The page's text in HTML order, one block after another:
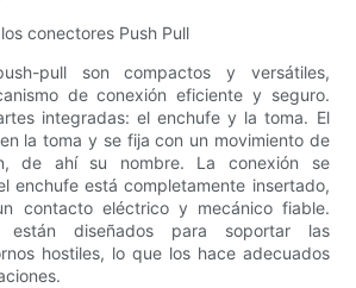
conectores Push Pull
pull son compactos y versátiles,
de conexión eficiente y seguro.
integradas: el enchufe y la toma. El
la toma y se fija con un movimiento de
de ahí su nombre. La conexión se
enchufe está completamente insertado,
contacto eléctrico y mecánico fiable.
están diseñados para soportar las
hostiles, lo que los hace adecuados